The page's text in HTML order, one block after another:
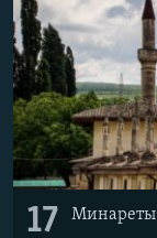
17 Минареты.